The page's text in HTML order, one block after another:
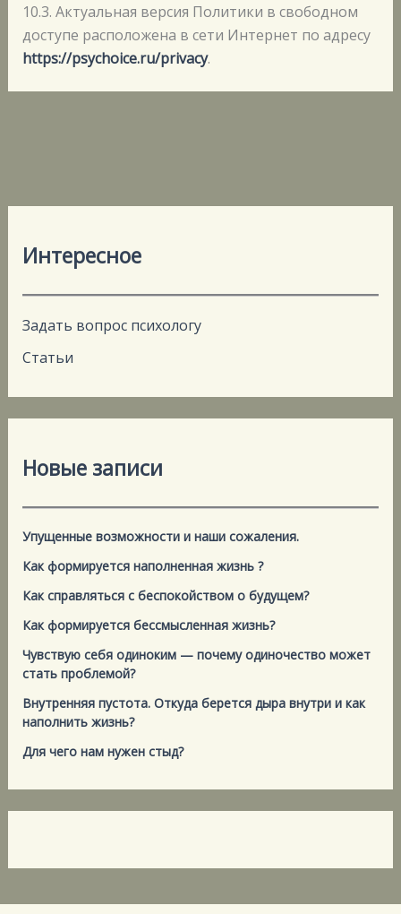
10.3. Актуальная версия Политики в свободном
доступе расположена в сети Интернет по адресу
https://psychoice.ru/privacy.
Интересное
Задать вопрос психологу
Статьи
Новые записи
Упущенные возможности и наши сожаления.
Как формируется наполненная жизнь ?
Как справляться с беспокойством о будущем?
Как формируется бессмысленная жизнь?
Чувствую себя одиноким — почему одиночество может
стать проблемой?
Внутренняя пустота. Откуда берется дыра внутри и как
наполнить жизнь?
Для чего нам нужен стыд?